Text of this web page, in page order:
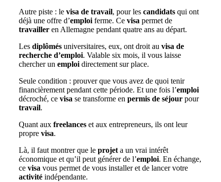
Autre piste : le visa de travail, pour les candidats qui ont
déjà une offre d’emploi ferme. Ce visa permet de
travailler en Allemagne pendant quatre ans au départ.
Les diplômés universitaires, eux, ont droit au visa de
recherche d’emploi. Valable six mois, il vous laisse
chercher un emploi directement sur place.
Seule condition : prouver que vous avez de quoi tenir
financièrement pendant cette période. Et une fois l’emploi
décroché, ce visa se transforme en permis de séjour pour
travail.
Quant aux freelances et aux entrepreneurs, ils ont leur
propre visa.
Là, il faut montrer que le projet a un vrai intérêt
économique et qu’il peut générer de l’emploi. En échange,
ce visa vous permet de vous installer et de lancer votre
activité indépendante.